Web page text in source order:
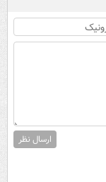
ارسال نظر